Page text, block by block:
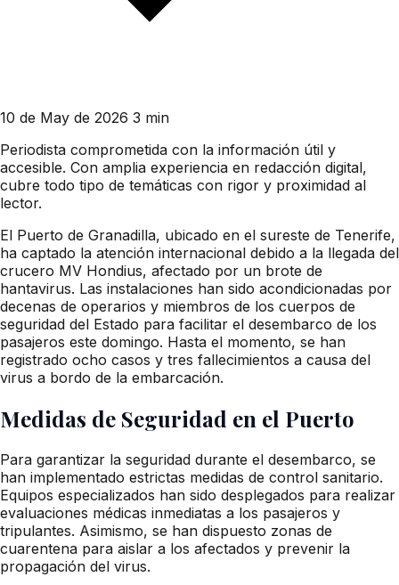
10 de May de 2026 3 min
Periodista comprometida con la información útil y
accesible. Con amplia experiencia en redacción digital,
cubre todo tipo de temáticas con rigor y proximidad al
lector.
El Puerto de Granadilla, ubicado en el sureste de Tenerife,
ha captado la atención internacional debido a la llegada del
crucero MV Hondius, afectado por un brote de
hantavirus. Las instalaciones han sido acondicionadas por
decenas de operarios y miembros de los cuerpos de
seguridad del Estado para facilitar el desembarco de los
pasajeros este domingo. Hasta el momento, se han
registrado ocho casos y tres fallecimientos a causa del
virus a bordo de la embarcación.
Medidas de Seguridad en el Puerto
Para garantizar la seguridad durante el desembarco, se
han implementado estrictas medidas de control sanitario.
Equipos especializados han sido desplegados para realizar
evaluaciones médicas inmediatas a los pasajeros y
tripulantes. Asimismo, se han dispuesto zonas de
cuarentena para aislar a los afectados y prevenir la
propagación del virus.